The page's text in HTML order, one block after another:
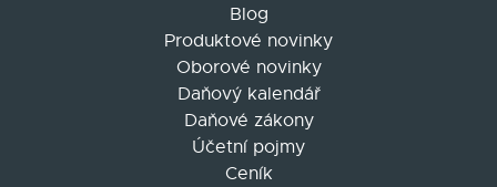
Blog
Produktové novinky
Oborové novinky
Daňový kalendář
Daňové zákony
Účetní pojmy
Ceník